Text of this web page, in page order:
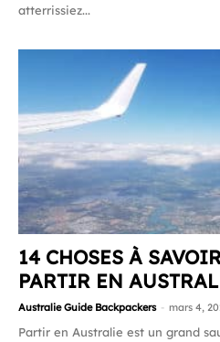
atterrissiez...
14 CHOSES À
PARTIR EN
Australie Guide Backpackers - mars 4,
Partir en Australie est un grand